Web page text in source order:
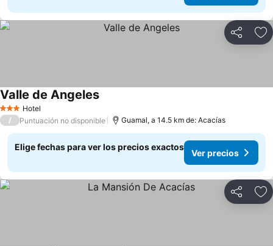
Compartir
3 Estrellas
Hotel
Valle de AngelesVer precios
/ Puntuación no disponible Guamal, a 14.5 km de: Acacías
Elige fechas para ver los precios exactos
Ver precios
Compartir